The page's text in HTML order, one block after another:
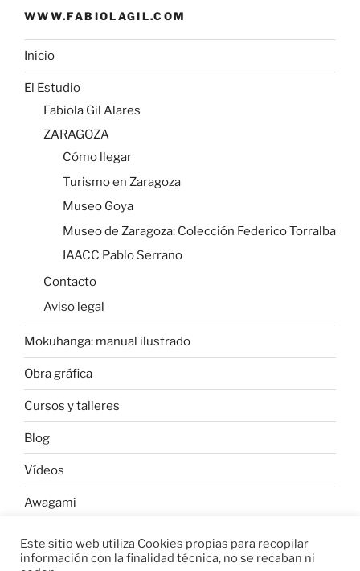
WWW.FABIOLAGIL.COM
Inicio
El Estudio
Fabiola Gil Alares
ZARAGOZA
Cómo llegar
Turismo en Zaragoza
Museo Goya
Museo de Zaragoza: Colección Federico Torralba
IAACC Pablo Serrano
Contacto
Aviso legal
Mokuhanga: manual ilustrado
Obra gráfica
Cursos y talleres
Blog
Vídeos
Awagami
W C C
Este sitio web utiliza Cookies propias para recopilar
información con la finalidad técnica, no se recaban ni